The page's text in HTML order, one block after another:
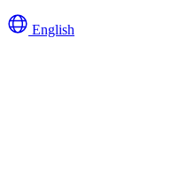
English